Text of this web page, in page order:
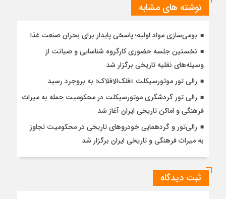
نوشته های مشابه
بومی‌سازی مواد اولیه؛ پاسخی پایدار برای بحران صنعت غذا
نخستین جلسه حضوری کارگروه شناسایی و صیانت از
وسیله‌های نقلیه تاریخی برگزار شد
رالی تور موتورسیکلت «فلک‌الافلاک» به بروجرد رسید
رالی تور گردشگری موتورسیکلت در محکومیت حمله به میراث
فرهنگی و اماکن تاریخی ایران آغاز شد
رالی‌تور و گردهمایی خودروهای تاریخی در محکومیت تجاوز
به میراث فرهنگی و تاریخی ایران برگزار شد
ثبت دیدگاه